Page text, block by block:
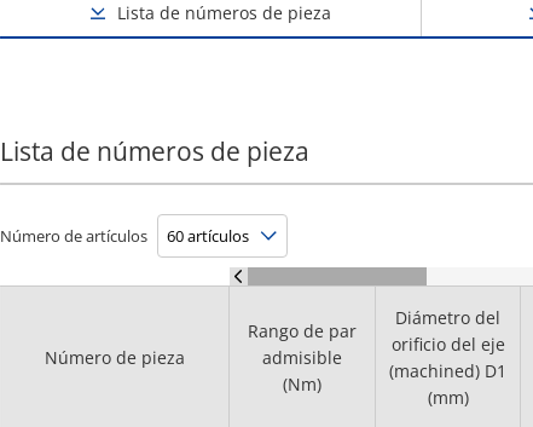
Lista de números de pieza
Lista de números de pieza
Número de artículos
Número de pieza
Rango de par
admisible
(Nm)
Diámetro del
orificio del eje
(machined) D1
(mm)